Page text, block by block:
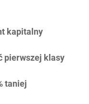
kapitalny
pierwszej klasy
taniej